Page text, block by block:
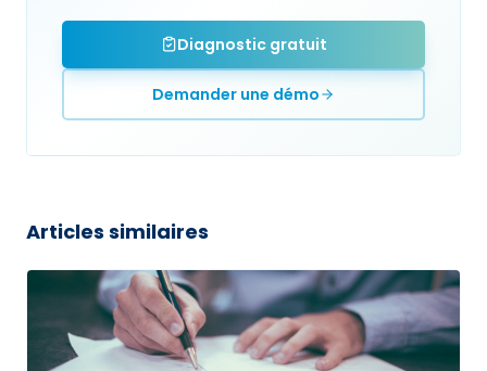
Diagnostic gratuit
Demander une démo
Articles similaires